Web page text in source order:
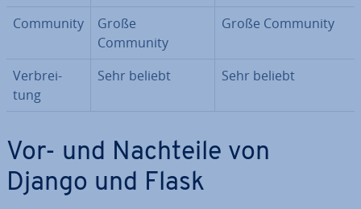
Community
Große
Community
Große Community
Ver­brei­
tung
Sehr beliebt Sehr beliebt
Vor- und Nachteile von
Django und Flask